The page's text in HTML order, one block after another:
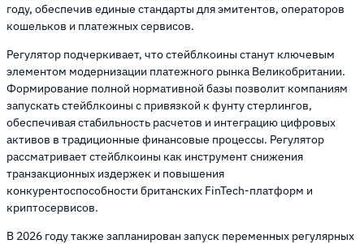
году, обеспечив единые стандарты для эмитентов, операторов
кошельков и платежных сервисов.
Регулятор подчеркивает, что стейблкоины станут ключевым
элементом модернизации платежного рынка Великобритании.
Формирование полной нормативной базы позволит компаниям
запускать стейблкоины с привязкой к фунту стерлингов,
обеспечивая стабильность расчетов и интеграцию цифровых
активов в традиционные финансовые процессы. Регулятор
рассматривает стейблкоины как инструмент снижения
транзакционных издержек и повышения
конкурентоспособности британских FinTech-платформ и
криптосервисов.
В 2026 году также запланирован запуск переменных регулярных